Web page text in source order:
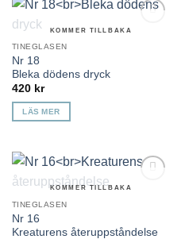
Lägg till i
KOMMER TILLBAKA
TINEGLASEN
Nr 18
Bleka dödens dryck
420 kr
LÄS MER
Lägg till i
KOMMER TILLBAKA
TINEGLASEN
Nr 16
Kreaturens återuppståndelse